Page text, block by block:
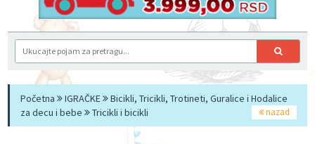
Početna IGRAČKE
Bicikli, Tricikli, Trotineti, Guralice i Hodalice
za decu i bebe
Tricikli i bicikli nazad